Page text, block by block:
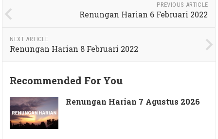
PREVIOUS ARTICLE
Renungan Harian 6 Februari 2022
NEXT ARTICLE
Renungan Harian 8 Februari 2022
Recommended For You
Renungan Harian 7 Agustus 2026